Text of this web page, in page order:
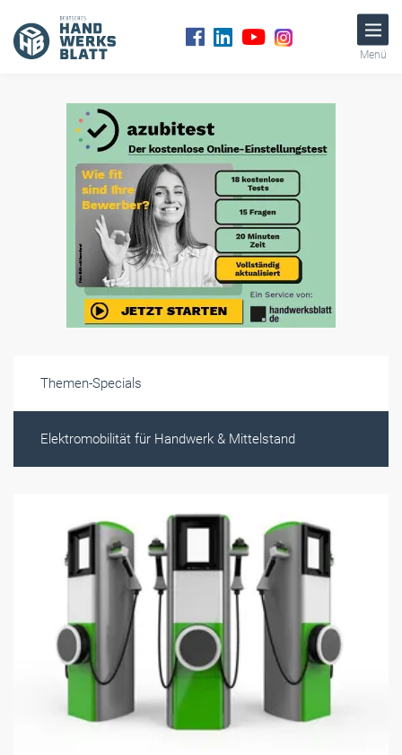
Menü
Themen-Specials
Elektromobilität für Handwerk & Mittelstand